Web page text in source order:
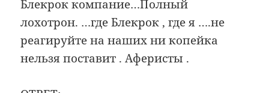
Блекрок компание…Полный
лохотрон. …где Блекрок , где я ….не
реагируйте на наших ни копейка
нельзя поставит . Аферисты .